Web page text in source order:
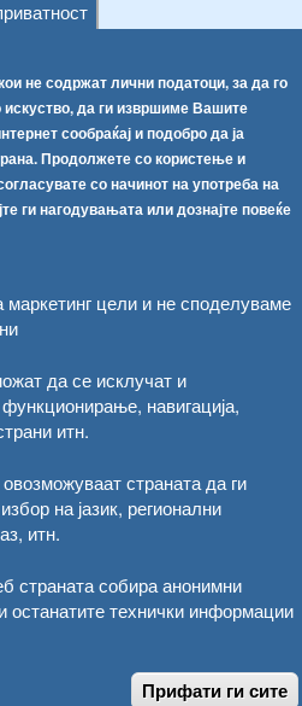
не содржат лични податоци, за да го
да ги извршиме Вашите
сообраќај и подобро да ја
Продолжете со користење и
со начинот на употреба на
ги нагодувањата или дознајте повеќе
цели и не споделуваме
да се исклучат и
навигација,
итн.
страната да ги
на јазик, регионални
итн.
страната собира анонимни
останатите технички информации
Прифати ги сите